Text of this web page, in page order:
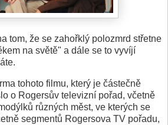
tom, že se zahořklý polozmrd střetne
na světě" a dále se to vyvíjí
tohoto filmu, který je částečně
o Rogersův televizní pořad, včetně
různých měst, ve kterých se
segmentů Rogersova TV pořadu,